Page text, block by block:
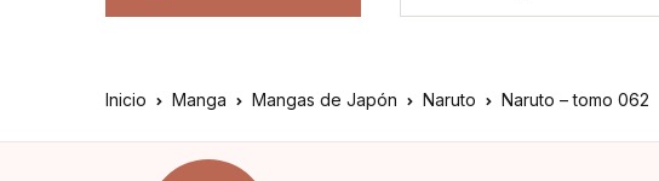
Inicio Manga Mangas de Japón Naruto Naruto – tomo 062